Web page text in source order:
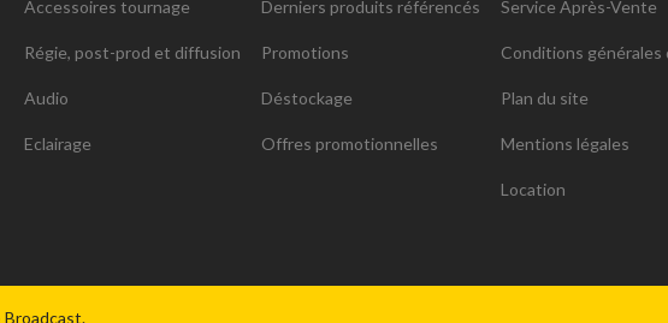
Accessoires tournage
Régie, post-prod et diffusion
Audio
Eclairage
Derniers produits référencés
Promotions
Déstockage
Offres promotionnelles
Service Après-Vente
Conditions générales
Plan du site
Mentions légales
Location
confidentialité, en garantissant la conformité avec les réglementations.